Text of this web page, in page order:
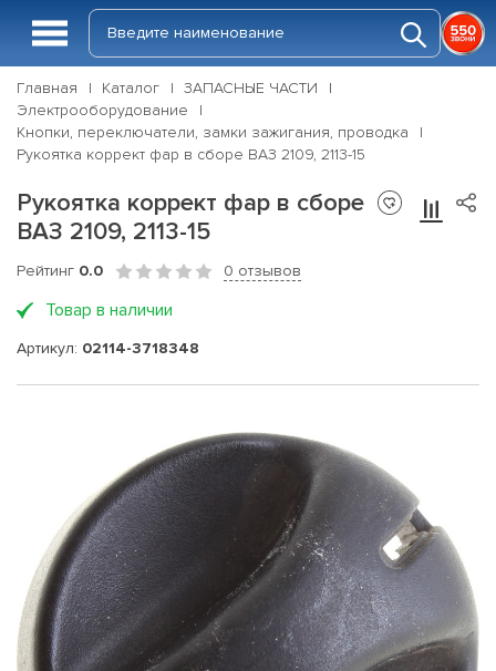
Главная Каталог
ЗАПАСНЫЕ ЧАСТИ
Электрооборудование
Кнопки, переключатели, замки зажигания, проводка
Рукоятка коррект фар в сборе ВАЗ 2109, 2113-15
Рукоятка коррект фар в сборе
ВАЗ 2109, 2113-15
Рейтинг 0.0 0 отзывов
Товар в наличии
Артикул: 02114-3718348